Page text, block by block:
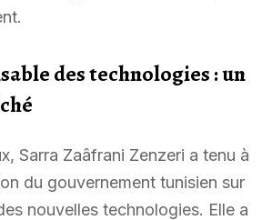
des technologies : un
Sarra Zaâfrani Zenzeri a tenu à
du gouvernement tunisien sur
nouvelles technologies. Elle a